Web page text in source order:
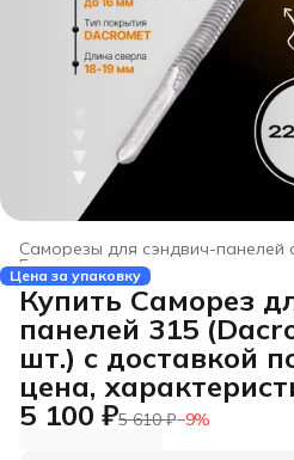
Саморезы для сэндвич-панелей
Главная ›
Цена за упаковку
Купить Саморез
панелей 315
шт.) с доставкой
цена,
5 100 ₽5 610 ₽−9%